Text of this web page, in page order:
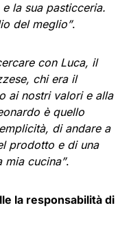
la sua pasticceria.
del meglio”.
con Luca, il
chi era il
ai nostri valori e alla
è quello
di andare a
prodotto e di una
mia cucina”.
la responsabilità di